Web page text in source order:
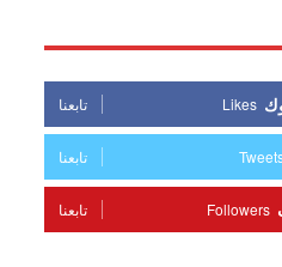
Likes تابعنا
تابعنا
Followers تابعنا